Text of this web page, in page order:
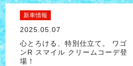
新車情報
2025.05.07
心とろける、特別仕立て。 ワゴ
ンR スマイル クリームコーデ登
場！